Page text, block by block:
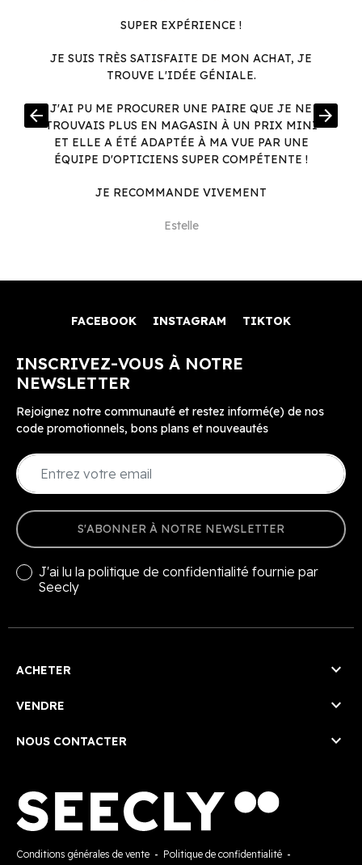
SUPER EXPÉRIENCE !
JE SUIS TRÈS SATISFAITE DE MON ACHAT, JE
TROUVE L'IDÉE GÉNIALE.
J'AI PU ME PROCURER UNE PAIRE QUE JE NE
TROUVAIS PLUS EN MAGASIN À UN PRIX MINI
ET ELLE A ÉTÉ ADAPTÉE À MA VUE PAR UNE
ÉQUIPE D'OPTICIENS SUPER COMPÉTENTE !
JE RECOMMANDE VIVEMENT
Estelle
arrow_back arrow_forward
FACEBOOK INSTAGRAM TIKTOK
INSCRIVEZ-VOUS À NOTRE
NEWSLETTER
Rejoignez notre communauté et restez informé(e) de nos
code promotionnels, bons plans et nouveautés
S'ABONNER À NOTRE NEWSLETTER
J'ai lu la politique de confidentialité fournie par
Seecly
ACHETER 
VENDRE 
NOUS CONTACTER 
Conditions générales de vente - Politique de confidentialité -